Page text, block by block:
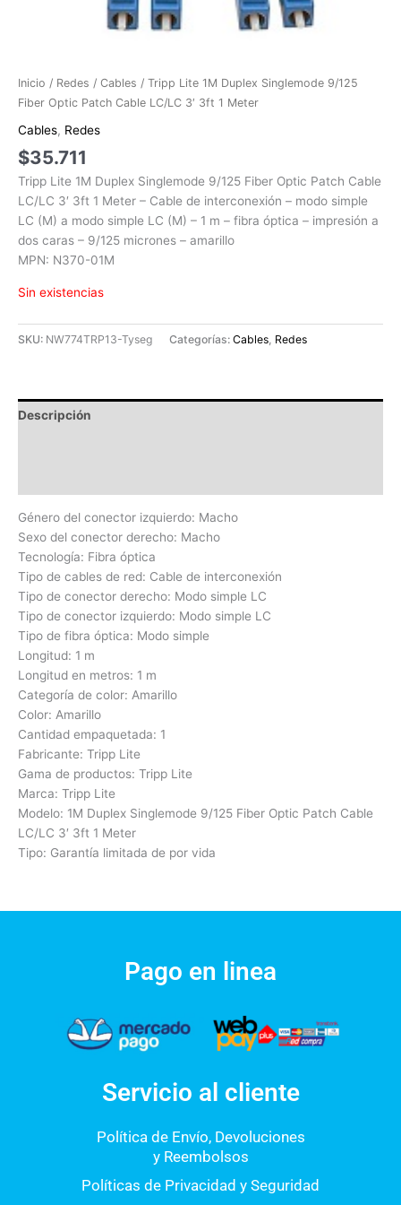
Inicio / Redes / Cables / Tripp Lite 1M Duplex Singlemode 9/125
Fiber Optic Patch Cable LC/LC 3′ 3ft 1 Meter
Cables, Redes
$35.711
Tripp Lite 1M Duplex Singlemode 9/125 Fiber Optic Patch Cable
LC/LC 3′ 3ft 1 Meter – Cable de interconexión – modo simple
LC (M) a modo simple LC (M) – 1 m – fibra óptica – impresión a
dos caras – 9/125 micrones – amarillo
MPN: N370-01M
Sin existencias
SKU: NW774TRP13-Tyseg Categorías: Cables, Redes
Descripción
Género del conector izquierdo: Macho
Sexo del conector derecho: Macho
Tecnología: Fibra óptica
Tipo de cables de red: Cable de interconexión
Tipo de conector derecho: Modo simple LC
Tipo de conector izquierdo: Modo simple LC
Tipo de fibra óptica: Modo simple
Longitud: 1 m
Longitud en metros: 1 m
Categoría de color: Amarillo
Color: Amarillo
Cantidad empaquetada: 1
Fabricante: Tripp Lite
Gama de productos: Tripp Lite
Marca: Tripp Lite
Modelo: 1M Duplex Singlemode 9/125 Fiber Optic Patch Cable
LC/LC 3′ 3ft 1 Meter
Tipo: Garantía limitada de por vida
Pago en linea
Servicio al cliente
Política de Envío, Devoluciones
y Reembolsos
Políticas de Privacidad y Seguridad